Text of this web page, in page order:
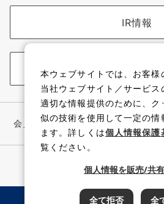
IR情報
採用情報
会員サイト イ
本ウェブサイトでは、お客様
当社ウェブサイト／サービス
適切な情報提供のために、ク
似の技術を使用して一定の情
ます。詳しくは個人情報保護
覧ください。
個人情報を販売/共
全て拒否 全